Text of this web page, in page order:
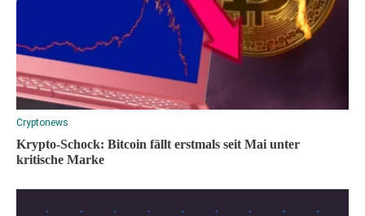
Cryptonews
Krypto-Schock: Bitcoin fällt erstmals seit Mai unter
kritische Marke